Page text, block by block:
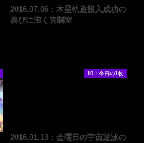
2016.07.06：木星軌道投入成功の
喜びに沸く管制室
10：今日の1枚
2016.01.13：金曜日の宇宙遊泳の